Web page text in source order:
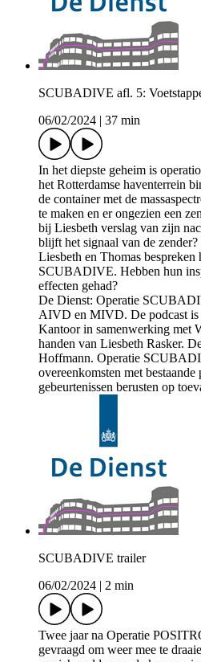
SCUBADIVE afl. 5:
06/02/2024
37 min
In het diepste geheim is
het Rotterdamse haventerrein
de container met de
te maken en er ongezien een
bij Liesbeth verslag van zijn
blijft het signaal van de
Liesbeth en Thomas bespreken
SCUBADIVE. Hebben hun
effecten gehad?
De Dienst: Operatie
AIVD en MIVD. De podcast is
Kantoor in samenwerking met
handen van Liesbeth Rasker.
Hoffmann. Operatie
overeenkomsten met
gebeurtenissen berusten op
SCUBADIVE trailer
06/02/2024
2 min
Twee jaar na Operatie
gevraagd om weer mee te